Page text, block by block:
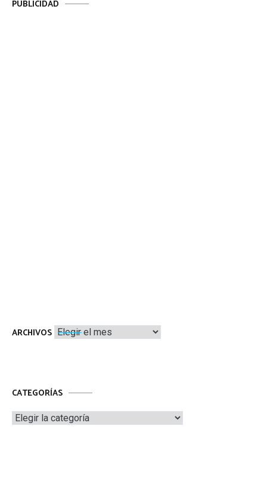
PUBLICIDAD
ARCHIVOS Archivos
CATEGORÍAS
Categorías